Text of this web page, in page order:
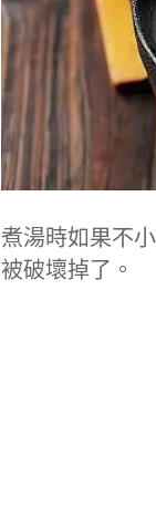
煮湯時如果不
被破壞掉了。